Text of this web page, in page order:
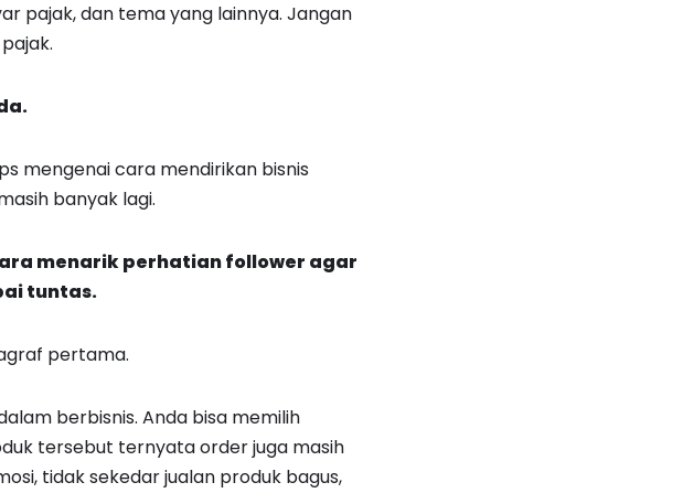
pajak, dan tema yang lainnya. Jangan
mengenai cara mendirikan bisnis
banyak lagi.
menarik perhatian follower agar
tuntas.
pertama.
berbisnis. Anda bisa memilih
tersebut ternyata order juga masih
tidak sekedar jualan produk bagus,